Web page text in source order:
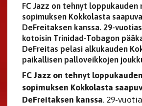
FC Jazz on tehnyt
sopimuksen Kokkolasta
DeFreitaksen kanssa. 29-
kotoisin Trinidad-Tobagon
DeFreitas pelasi alkukauden
paikallisen palloveikkojen
FC Jazz on tehnyt
sopimuksen Kokkolasta
DeFreitaksen kanssa. 29-